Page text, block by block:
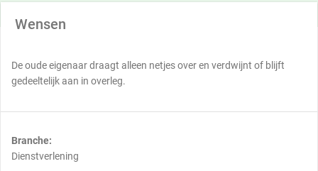
Wensen
De oude eigenaar draagt alleen netjes over en verdwijnt of blijft
gedeeltelijk aan in overleg.
Branche:
Dienstverlening